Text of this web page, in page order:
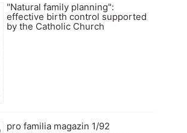
"Natural family planning":
effective birth control supported
by the Catholic Church
pro familia magazin 1/92